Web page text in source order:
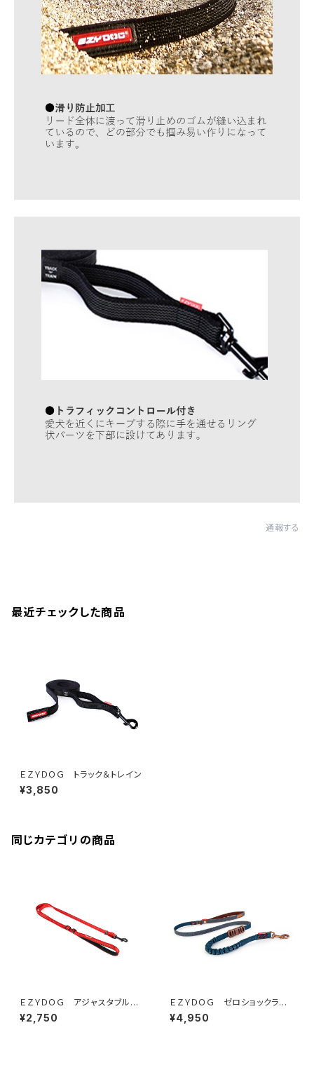
通報する
最近チェックした商品
ＥＺＹＤＯＧ トラック＆トレイン
¥3,850
同じカテゴリの商品
ＥＺＹＤＯＧ アジャスタブルリ
ード リード幅15㎜(全3色)
¥2,750
ＥＺＹＤＯＧ ゼロショックライト
１２０ｃｍ（デニム＆コーデュロ
イ）
¥4,950